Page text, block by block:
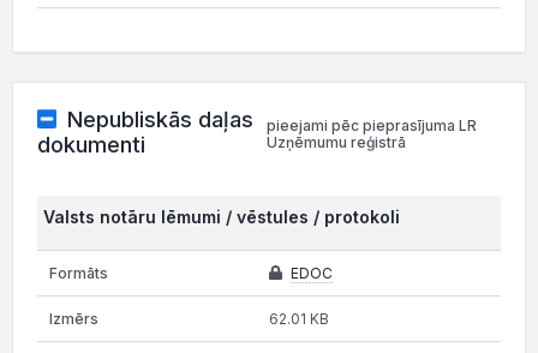
Nepubliskās daļas
dokumenti
pieejami pēc pieprasījuma LR
Uzņēmumu reģistrā
Valsts notāru lēmumi / vēstules / protokoli
EDOC
62.01 KB